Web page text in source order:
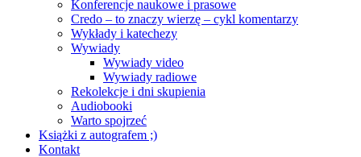
Konferencje naukowe i prasowe
Credo – to znaczy wierzę – cykl komentarzy
Wykłady i katechezy
Wywiady
Wywiady video
Wywiady radiowe
Rekolekcje i dni skupienia
Audiobooki
Warto spojrzeć
Książki z autografem ;)
Kontakt